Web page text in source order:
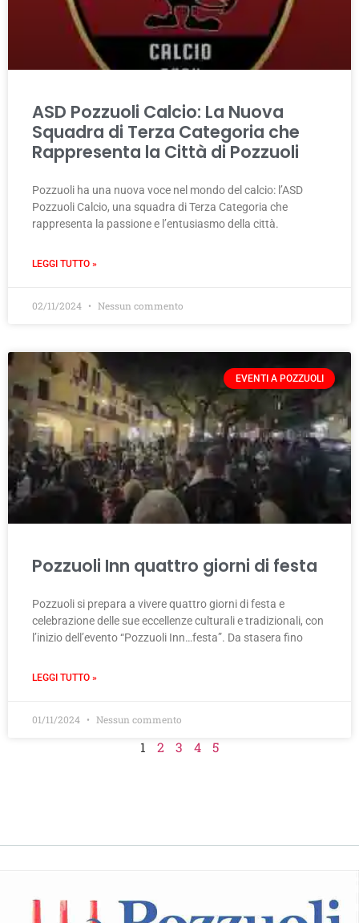
ASD Pozzuoli Calcio: La Nuova
Squadra di Terza Categoria che
Rappresenta la Città di Pozzuoli
Pozzuoli ha una nuova voce nel mondo del calcio: l’ASD
Pozzuoli Calcio, una squadra di Terza Categoria che
rappresenta la passione e l’entusiasmo della città.
LEGGI TUTTO »
02/11/2024 Nessun commento
EVENTI A POZZUOLI
Pozzuoli Inn quattro giorni di festa
Pozzuoli si prepara a vivere quattro giorni di festa e
celebrazione delle sue eccellenze culturali e tradizionali, con
l’inizio dell’evento “Pozzuoli Inn…festa”. Da stasera fino
LEGGI TUTTO »
01/11/2024 Nessun commento
1 2 3 4 5